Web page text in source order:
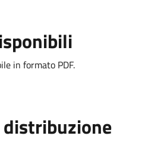
in formato PDF.
distribuzione